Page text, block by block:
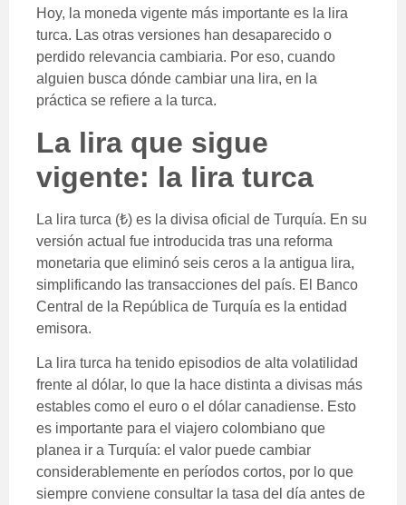
Hoy, la moneda vigente más importante es la lira
turca. Las otras versiones han desaparecido o
perdido relevancia cambiaria. Por eso, cuando
alguien busca dónde cambiar una lira, en la
práctica se refiere a la turca.
La lira que sigue
vigente: la lira turca
La lira turca (₺) es la divisa oficial de Turquía. En su
versión actual fue introducida tras una reforma
monetaria que eliminó seis ceros a la antigua lira,
simplificando las transacciones del país. El Banco
Central de la República de Turquía es la entidad
emisora.
La lira turca ha tenido episodios de alta volatilidad
frente al dólar, lo que la hace distinta a divisas más
estables como el euro o el dólar canadiense. Esto
es importante para el viajero colombiano que
planea ir a Turquía: el valor puede cambiar
considerablemente en períodos cortos, por lo que
siempre conviene consultar la tasa del día antes de